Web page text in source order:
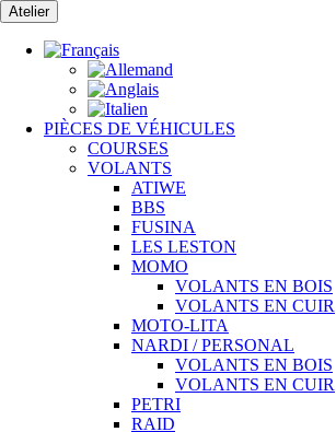
Passer
au
contenu
Atelier
PIÈCES DE VÉHICULES
COURSES
VOLANTS
ATIWE
BBS
FUSINA
LES LESTON
MOMO
VOLANTS EN BOIS
VOLANTS EN CUIR
MOTO-LITA
NARDI / PERSONAL
VOLANTS EN BOIS
VOLANTS EN CUIR
PETRI
RAID